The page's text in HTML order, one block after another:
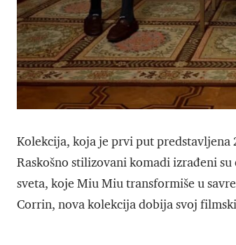
Kolekcija, koja je prvi put predstavljena
Raskošno stilizovani komadi izrađeni
sveta, koje Miu Miu transformiše u
Corrin, nova kolekcija dobija svoj